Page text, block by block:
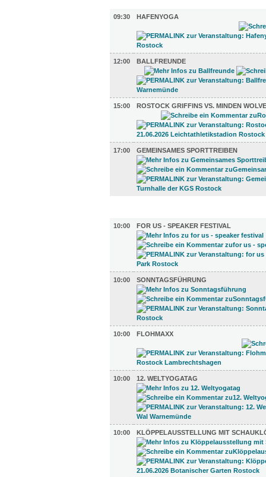
09:30
HAFENYOGA
12:00 BALLFREUNDE
15:00 ROSTOCK GRIFFINS VS. MINDEN
17:00 GEMEINSAMES SPORTTREIBEN
10:00
FOR US - SPEAKER FESTIVAL
10:00 SONNTAGSFÜHRUNG
10:00 FLOHMAXX
10:00 12. WELTYOGATAG
10:00 KLÖPPELAUSSTELLUNG MIT